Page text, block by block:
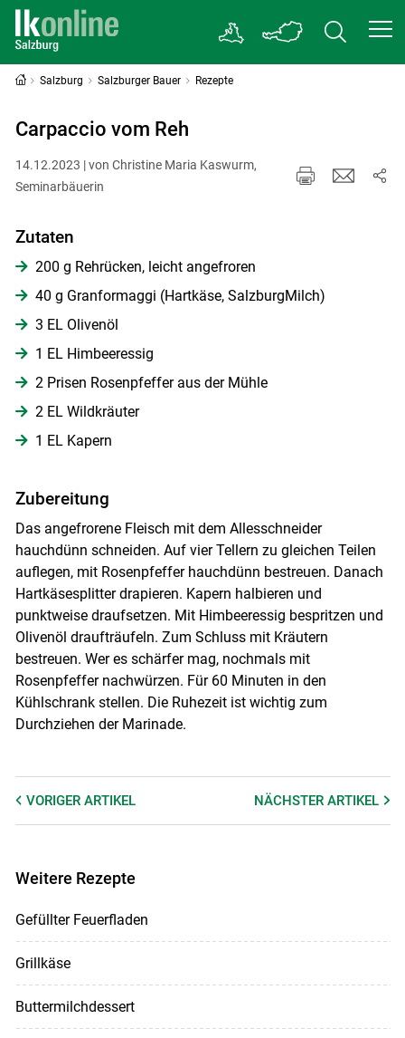
Skip to main content
Salzburg Salzburger Bauer Rezepte
Carpaccio vom Reh
14.12.2023 | von Christine Maria Kaswurm,
Seminarbäuerin
Zutaten
200 g Rehrücken, leicht angefroren
40 g Granformaggi (Hartkäse, SalzburgMilch)
3 EL Olivenöl
1 EL Himbeeressig
2 Prisen Rosenpfeffer aus der Mühle
2 EL Wildkräuter
1 EL Kapern
Zubereitung
Das angefrorene Fleisch mit dem Allesschneider
hauchdünn schneiden. Auf vier Tellern zu gleichen Teilen
auflegen, mit Rosenpfeffer hauchdünn bestreuen. Danach
Hartkäsesplitter drapieren. Kapern halbieren und
punktweise draufsetzen. Mit Himbeeressig bespritzen und
Olivenöl draufträufeln. Zum Schluss mit Kräutern
bestreuen. Wer es schärfer mag, nochmals mit
Rosenpfeffer nachwürzen. Für 60 Minuten in den
Kühlschrank stellen. Die Ruhezeit ist wichtig zum
Durchziehen der Marinade.
VORIGER ARTIKEL NÄCHSTERARTIKEL
Weitere Rezepte
Gefüllter Feuerfladen
Grillkäse
Buttermilchdessert